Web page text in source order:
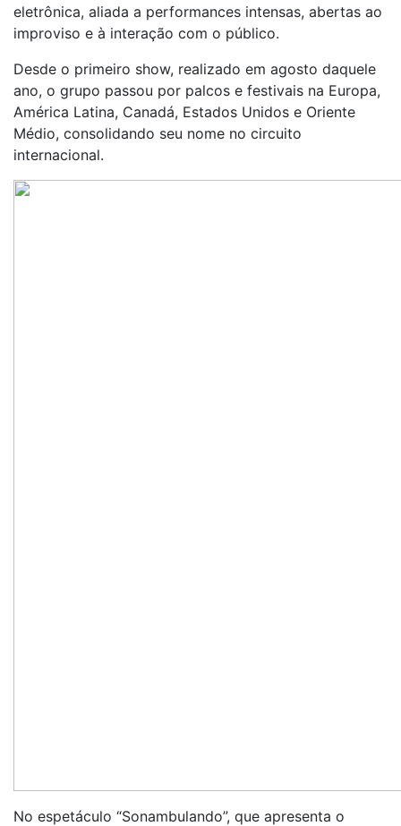
eletrônica, aliada a performances intensas, abertas ao
improviso e à interação com o público.
Desde o primeiro show, realizado em agosto daquele
ano, o grupo passou por palcos e festivais na Europa,
América Latina, Canadá, Estados Unidos e Oriente
Médio, consolidando seu nome no circuito
internacional.
No espetáculo “Sonambulando”, que apresenta o